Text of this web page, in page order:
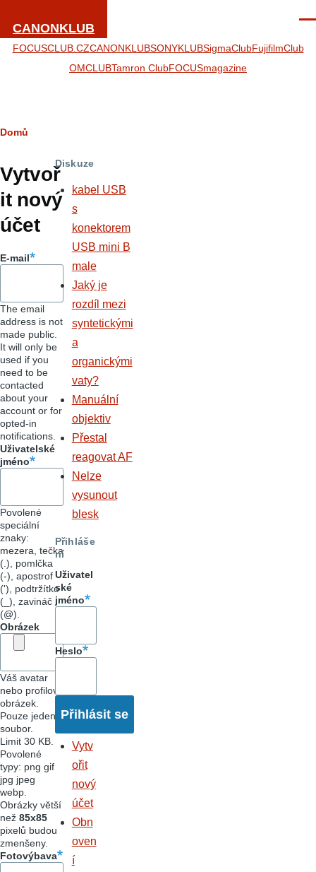
CANONKLUB
FOCUSCLUB.CZCANONKLUBSONYKLUBSigmaClubFujifilmClub
OMCLUBTamron ClubFOCUSmagazine
Hlavní
záložky
Drobečková
navigace
Domů
Vytvoř
it nový
účet
E-mail
The email
address is not
made public.
It will only be
used if you
need to be
contacted
about your
account or for
opted-in
notifications.
Uživatelské
jméno
Povolené
speciální
znaky:
mezera, tečka
(.), pomlčka
(-), apostrof
('), podtržítko
(_), zavináč
(@).
Obrázek
Váš avatar
nebo profilový
obrázek.
Pouze jeden
soubor.
Limit 30 KB.
Povolené
typy: png gif
jpg jpeg
webp.
Obrázky větší
než 85x85
pixelů budou
zmenšeny.
Fotovýbava
Diskuze
kabel USB
s
konektorem
USB mini B
male
Jaký je
rozdíl mezi
syntetickými
a
organickými
vaty?
Manuální
objektiv
Přestal
reagovat AF
Nelze
vysunout
blesk
Přihláše
ní
Uživatel
ské
jméno
Heslo
Vytv
ořit
nový
účet
Obn
oven
í